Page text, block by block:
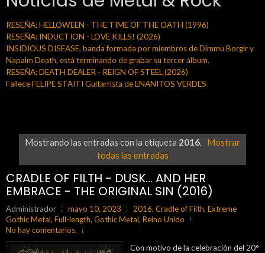
RESEÑA: HELLOWEEN - THE TIME OF THE OATH (1996)
RESEÑA: INDUCTION - LOVE KILLS! (2026)
INSIDIOUS DISEASE, banda formada por miembros de Dimmu Borgir y
Napalm Death, está terminando de grabar su tercer álbum.
RESEÑA: DEATH DEALER - REIGN OF STEEL (2026)
Fallece FELIPE STAITI Guitarrista de ENANITOS VERDES
Mostrando las entradas con la etiqueta 2016. Mostrar
todas las entradas
CRADLE OF FILTH - DUSK... AND HER
EMBRACE - THE ORIGINAL SIN (2016)
Administrador mayo 10, 2023 2016, Cradle of Filth, Extreme
Gothic Metal, Full-length, Gothic Metal, Reino Unido
No hay comentarios.
Con motivo de la celebración del 20°